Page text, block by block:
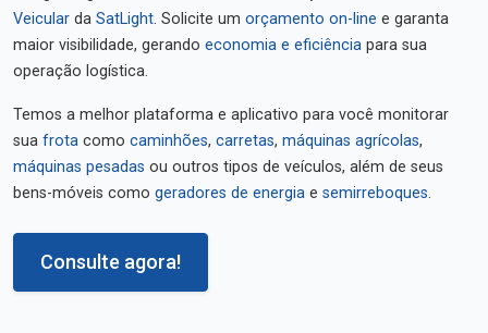
Veicular da SatLight. Solicite um orçamento on-line e garanta
maior visibilidade, gerando economia e eficiência para sua
operação logística.
Temos a melhor plataforma e aplicativo para você monitorar
sua frota como caminhões, carretas, máquinas agrícolas,
máquinas pesadas ou outros tipos de veículos, além de seus
bens-móveis como geradores de energia e semirreboques.
Consulte agora!